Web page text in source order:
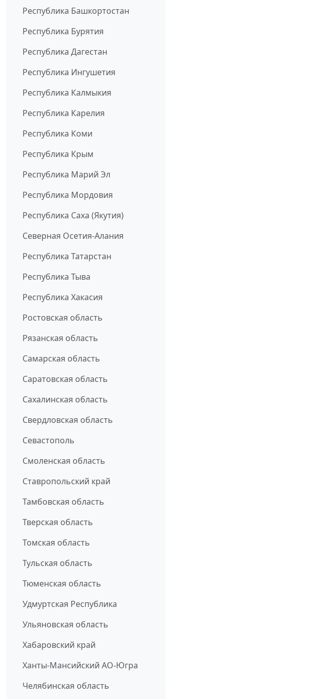
Республика Башкортостан
Республика Бурятия
Республика Дагестан
Республика Ингушетия
Республика Калмыкия
Республика Карелия
Республика Коми
Республика Крым
Республика Марий Эл
Республика Мордовия
Республика Саха (Якутия)
Северная Осетия-Алания
Республика Татарстан
Республика Тыва
Республика Хакасия
Ростовская область
Рязанская область
Самарская область
Саратовская область
Сахалинская область
Свердловская область
Севастополь
Смоленская область
Ставропольский край
Тамбовская область
Тверская область
Томская область
Тульская область
Тюменская область
Удмуртская Республика
Ульяновская область
Хабаровский край
Ханты-Мансийский АО-Югра
Челябинская область